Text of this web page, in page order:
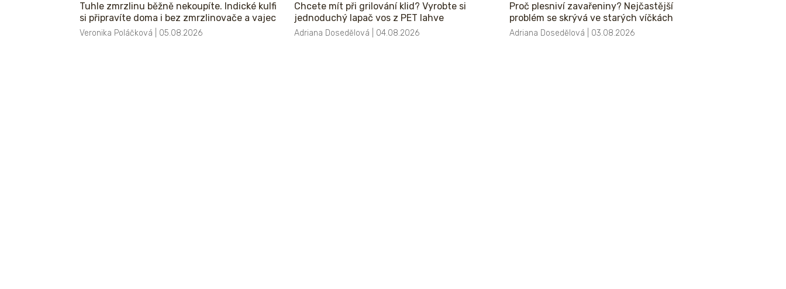
Tuhle zmrzlinu běžně nekoupíte. Indické kulfi
si připravíte doma i bez zmrzlinovače a vajec
Veronika Poláčková | 05.08.2026
Chcete mít při grilování klid? Vyrobte si
jednoduchý lapač vos z PET lahve
Adriana Dosedělová | 04.08.2026
Proč plesniví zavařeniny? Nejčastější
problém se skrývá ve starých víčkách
Adriana Dosedělová | 03.08.2026